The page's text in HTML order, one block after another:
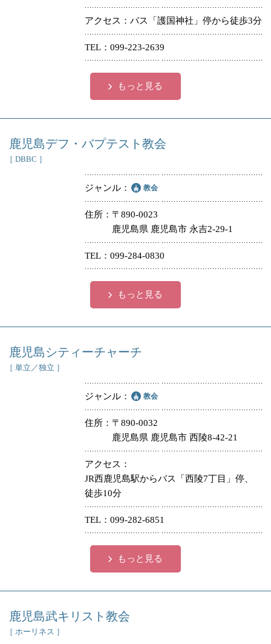
アクセス バス「護国神社」停から徒歩3分
TEL 099-223-2639
もっと見る
鹿児島デフ・バプテスト教会
［ DBBC ］
ジャンル 教会
住所
〒890-0023
鹿児島県 鹿児島市 永吉2-29-1
TEL 099-284-0830
もっと見る
鹿児島シティーチャーチ
［ 単立／独立 ］
ジャンル 教会
住所
〒890-0032
鹿児島県 鹿児島市 西陵8-42-21
アクセス
JR西鹿児島駅からバス「西陵7丁目」停、
徒歩10分
TEL 099-282-6851
もっと見る
鹿児島武キリスト教会
［ ホーリネス ］